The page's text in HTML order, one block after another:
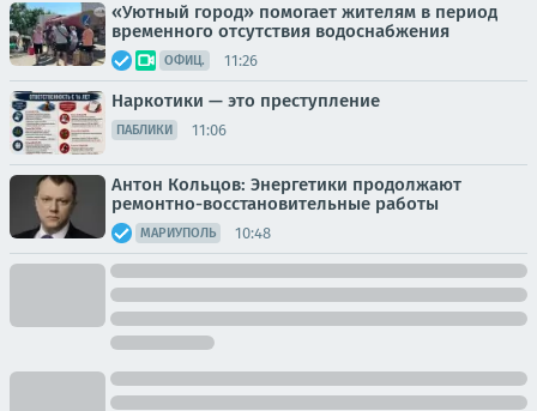
«Уютный город» помогает жителям в период
временного отсутствия водоснабжения
ОФИЦ. 11:26
Наркотики — это преступление
ПАБЛИКИ 11:06
Антон Кольцов: Энергетики продолжают
ремонтно-восстановительные работы
МАРИУПОЛЬ 10:48